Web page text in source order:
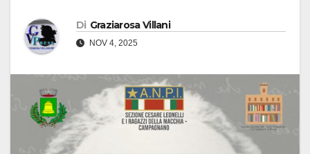
Di Graziarosa Villani
NOV 4, 2025